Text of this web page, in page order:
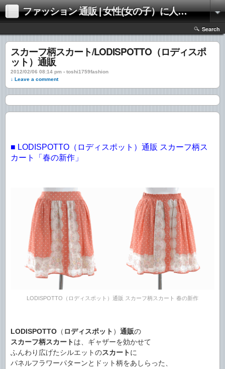
ファッション 通販 | 女性(女の子）に人気のファッションの通販 | 情報
Search
スカーフ柄スカート/LODISPOTTO（ロディスポ
ット）通販
2012/02/06 08:14 pm › toshi1759fashion
↓ Leave a comment
■ LODISPOTTO（ロディスポット）通販 スカーフ柄ス
カート「春の新作」
LODISPOTTO（ロディスポット）通販 スカーフ柄スカート 春の新作
LODISPOTTO （ ロディスポット ） 通販の
スカーフ柄スカートは、ギャザーを効かせて
ふんわり広げたシルエットのスカートに
パネルフラワーパターンとドット柄をあしらった、